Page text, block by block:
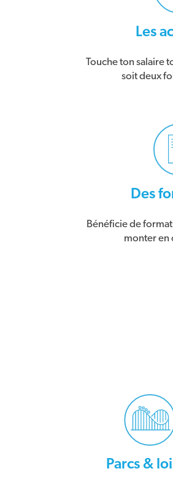
Les
Touche ton salaire
soit deux
Des
Bénéficie de
monter en
Parcs &